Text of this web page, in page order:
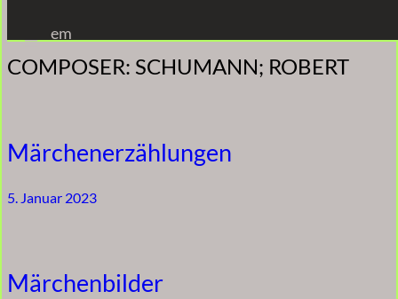
Inhalt
springen
em
COMPOSER: SCHUMANN; ROBERT
Märchenerzählungen
5. Januar 2023
Märchenbilder